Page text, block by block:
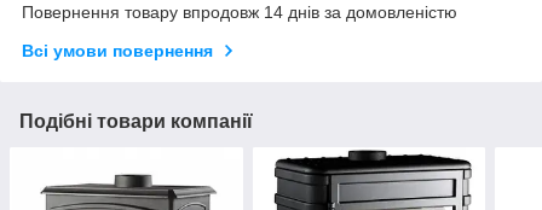
Повернення товару впродовж 14 днів за домовленістю
Всі умови повернення
Подібні товари компанії